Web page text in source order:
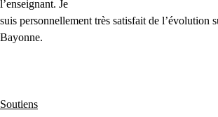
l’enseignant. Je
suis personnellement très satisfait de l’évolution
Bayonne.
Soutiens